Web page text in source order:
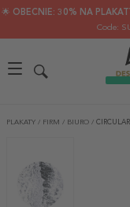
🌟 OBECNIE: 30% NA
Code:
PLAKATY / FIRM / BIURO /